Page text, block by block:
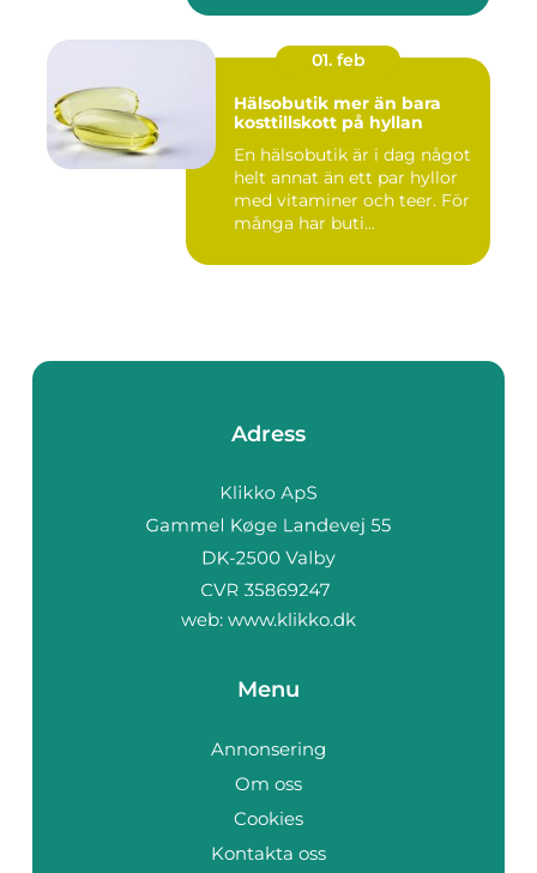
01. feb
Hälsobutik mer än bara
kosttillskott på hyllan
En hälsobutik är i dag något
helt annat än ett par hyllor
med vitaminer och teer. För
många har buti...
Adress
web: www.klikko.dk
Menu
Annonsering
Om oss
Cookies
Kontakta oss